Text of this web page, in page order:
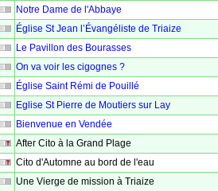
Notre Dame de l'Abbaye
Église St Jean l’Évangéliste de Triaize
Le Pavillon des Bourasses
On va voir les cigognes ?
Église Saint Rémi de Pouillé
Eglise St Pierre de Moutiers sur Lay
Bienvenue en Vendée
After Cito à la Grand Plage
Cito d'Automne au bord de l'eau
Une Vierge de mission à Triaize